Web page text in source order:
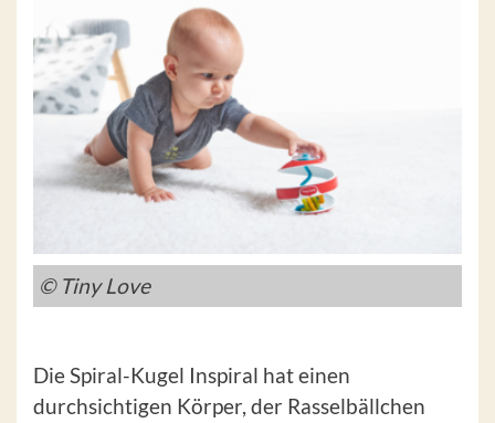
© Tiny Love
Die Spiral-Kugel Inspiral hat einen
durchsichtigen Körper, der Rasselbällchen